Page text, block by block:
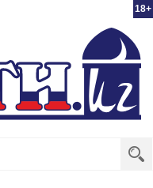
18+